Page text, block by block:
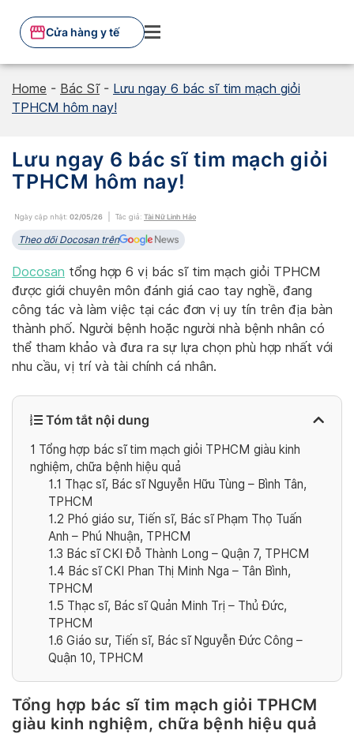
content
Cửa hàng y tế
Home - Bác Sĩ- Lưu ngay 6 bác sĩ tim mạch giỏi
TPHCM hôm nay!
Lưu ngay 6 bác sĩ tim mạch giỏi
TPHCM hôm nay!
Ngày cập nhật: 02/05/26 Tác giả: Tài Nữ Linh Hảo
Theo dõi Docosan trên
Docosan tổng hợp 6 vị bác sĩ tim mạch giỏi TPHCM
được giới chuyên môn đánh giá cao tay nghề, đang
công tác và làm việc tại các đơn vị uy tín trên địa bàn
thành phố. Người bệnh hoặc người nhà bệnh nhân có
thể tham khảo và đưa ra sự lựa chọn phù hợp nhất với
nhu cầu, vị trí và tài chính cá nhân.
Tóm tắt nội dung
1 Tổng hợp bác sĩ tim mạch giỏi TPHCM giàu kinh
nghiệm, chữa bệnh hiệu quả
1.1 Thạc sĩ, Bác sĩ Nguyễn Hữu Tùng – Bình Tân,
TPHCM
1.2 Phó giáo sư, Tiến sĩ, Bác sĩ Phạm Thọ Tuấn
Anh – Phú Nhuận, TPHCM
1.3 Bác sĩ CKI Đỗ Thành Long – Quận 7, TPHCM
1.4 Bác sĩ CKI Phan Thị Minh Nga – Tân Bình,
TPHCM
1.5 Thạc sĩ, Bác sĩ Quản Minh Trị – Thủ Đức,
TPHCM
1.6 Giáo sư, Tiến sĩ, Bác sĩ Nguyễn Đức Công –
Quận 10, TPHCM
Tổng hợp bác sĩ tim mạch giỏi TPHCM
giàu kinh nghiệm, chữa bệnh hiệu quả